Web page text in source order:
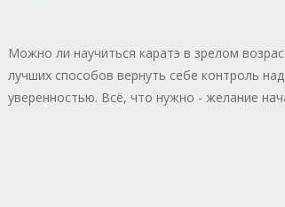
Можно ли научиться каратэ в зрелом
лучших способов вернуть себе контроль
уверенностью. Всё, что нужно - желание